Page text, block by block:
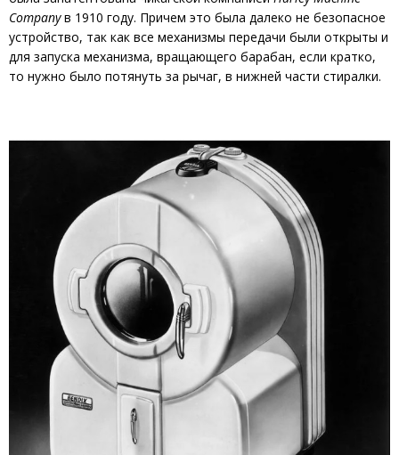
Companyв 1910 году. Причем это была далеко не безопасное
устройство, так как все механизмы передачи были открыты и
для запуска механизма, вращающего барабан, если кратко,
то нужно было потянуть за рычаг, в нижней части стиралки.